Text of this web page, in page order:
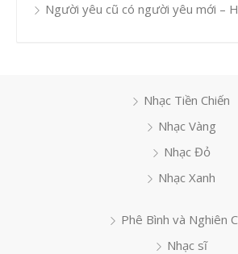
Người yêu cũ có người yêu mới –
Nhạc Tiền Chiến
Nhạc Vàng
Nhạc Đỏ
Nhạc Xanh
Phê Bình và Nghiên
Nhạc sĩ